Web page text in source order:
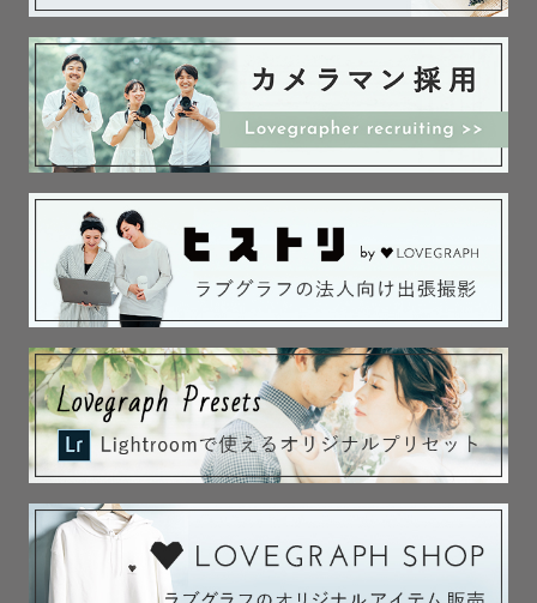
またこの人に撮ってもらいたいと思って頂けたら泣いて喜
びます！
[撮影可能日]
平日も土日祝の撮影が可能です。
平日の方が人が少ないのでおすすめではあります。
お気軽にお問い合わせ下さい🤤
[交通費について]
往復3000円までは撮影料に含まれています。ですが、超過
分はご負担頂きますのでご了承ください。（その場合はこ
ちらからご案内致します。）
[最後に]
撮影という堅苦しいものはやめて二人の素のまんまを僕に
見せてください！
カメラ目線で｢はい！チーズ｣などは言いません。
二人の自然なありのままを撮っていきます！
こんな僕ですが、必ずその日の撮影が楽しかったと思える